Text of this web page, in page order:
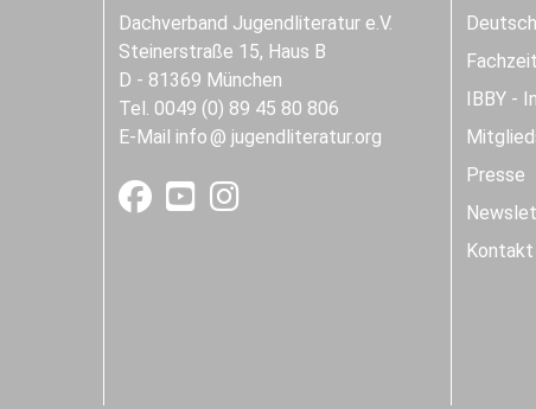
Dachverband Jugendliteratur e.V.
Steinerstraße 15, Haus B
D - 81369 München
Tel. 0049 (0) 89 45 80 806
E-Mail info jugendliteratur.org
IBBY -
Presse
Kontakt